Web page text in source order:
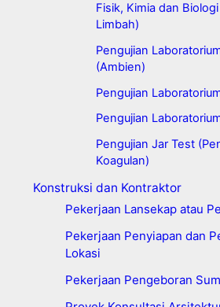
Fisik, Kimia dan
Limbah)
Pengujian
(Ambien)
Pengujian
Pengujian
Pengujian Jar Test
Koagulan)
Konstruksi dan Kontraktor
Pekerjaan Lansekap atau
Pekerjaan Penyiapan dan
Lokasi
Pekerjaan Pengeboran